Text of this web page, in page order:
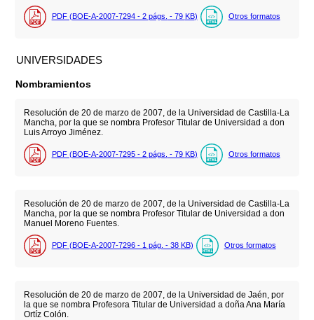
PDF (BOE-A-2007-7294 - 2 págs. - 79 KB) Otros formatos
UNIVERSIDADES
Nombramientos
Resolución de 20 de marzo de 2007, de la Universidad de Castilla-La
Mancha, por la que se nombra Profesor Titular de Universidad a don
Luis Arroyo Jiménez.
PDF (BOE-A-2007-7295 - 2 págs. - 79 KB) Otros formatos
Resolución de 20 de marzo de 2007, de la Universidad de Castilla-La
Mancha, por la que se nombra Profesor Titular de Universidad a don
Manuel Moreno Fuentes.
PDF (BOE-A-2007-7296 - 1 pág. - 38 KB) Otros formatos
Resolución de 20 de marzo de 2007, de la Universidad de Jaén, por
la que se nombra Profesora Titular de Universidad a doña Ana María
Ortíz Colón.